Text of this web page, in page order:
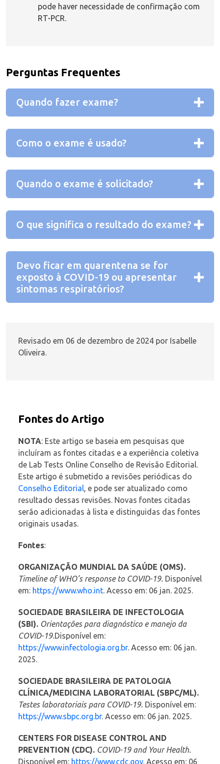
pode haver necessidade de confirmação com
RT-PCR.
Perguntas Frequentes
Quando fazer exame?
Como o exame é usado?
Quando o exame é solicitado?
O que significa o resultado do exame?
Devo ficar em quarentena se for
exposto à COVID-19 ou apresentar
sintomas respiratórios?
Revisado em 06 de dezembro de 2024 por Isabelle
Oliveira.
Fontes do Artigo
NOTA: Este artigo se baseia em pesquisas que
incluíram as fontes citadas e a experiência coletiva
de Lab Tests Online Conselho de Revisão Editorial.
Este artigo é submetido a revisões periódicas do
Conselho Editorial, e pode ser atualizado como
resultado dessas revisões. Novas fontes citadas
serão adicionadas à lista e distinguidas das fontes
originais usadas.
Fontes:
ORGANIZAÇÃO MUNDIAL DA SAÚDE (OMS).
Timeline of WHO’s response to COVID-19. Disponível
em: https://www.who.int. Acesso em: 06 jan. 2025.
SOCIEDADE BRASILEIRA DE INFECTOLOGIA
(SBI). Orientações para diagnóstico e manejo da
COVID-19.Disponível em:
https://www.infectologia.org.br. Acesso em: 06 jan.
2025.
SOCIEDADE BRASILEIRA DE PATOLOGIA
CLÍNICA/MEDICINA LABORATORIAL (SBPC/ML).
Testes laboratoriais para COVID-19. Disponível em:
https://www.sbpc.org.br. Acesso em: 06 jan. 2025.
CENTERS FOR DISEASE CONTROL AND
PREVENTION (CDC). COVID-19 and Your Health.
Disponível em: https://www.cdc.gov. Acesso em: 06